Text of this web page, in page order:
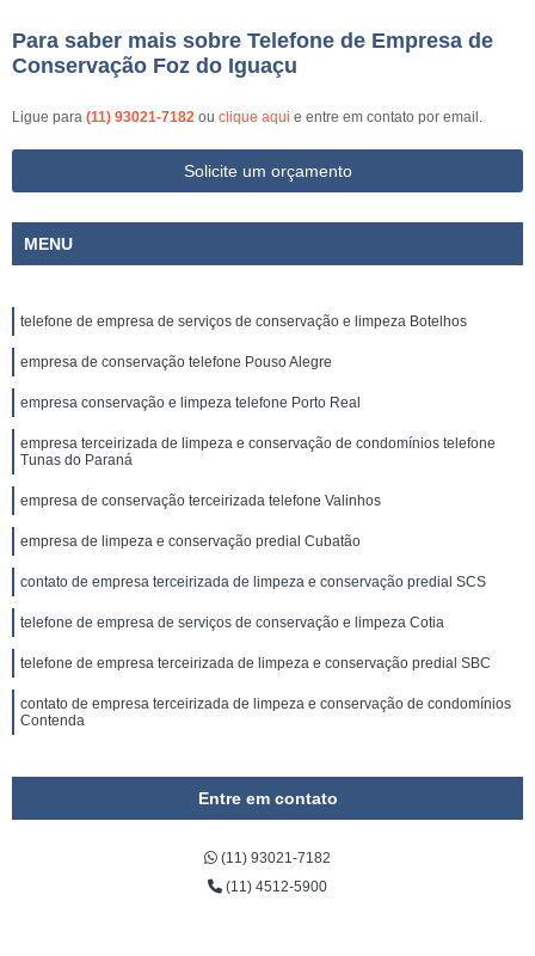
Para saber mais sobre Telefone de Empresa de
Conservação Foz do Iguaçu
Ligue para (11) 93021-7182 ou clique aqui e entre em contato por email.
Solicite um orçamento
MENU
telefone de empresa de serviços de conservação e limpeza Botelhos
empresa de conservação telefone Pouso Alegre
empresa conservação e limpeza telefone Porto Real
empresa terceirizada de limpeza e conservação de condomínios telefone
Tunas do Paraná
empresa de conservação terceirizada telefone Valinhos
empresa de limpeza e conservação predial Cubatão
contato de empresa terceirizada de limpeza e conservação predial SCS
telefone de empresa de serviços de conservação e limpeza Cotia
telefone de empresa terceirizada de limpeza e conservação predial SBC
contato de empresa terceirizada de limpeza e conservação de condomínios
Contenda
Entre em contato
(11) 93021-7182
(11) 4512-5900